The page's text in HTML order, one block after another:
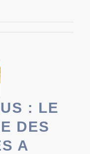
: LE
DES
A